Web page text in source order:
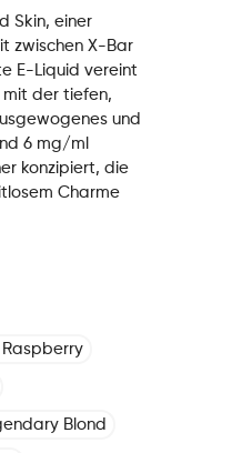
Skin, einer
zwischen X-Bar
E-Liquid vereint
der tiefen,
und
6 mg/ml
konzipiert, die
Charme
Blond